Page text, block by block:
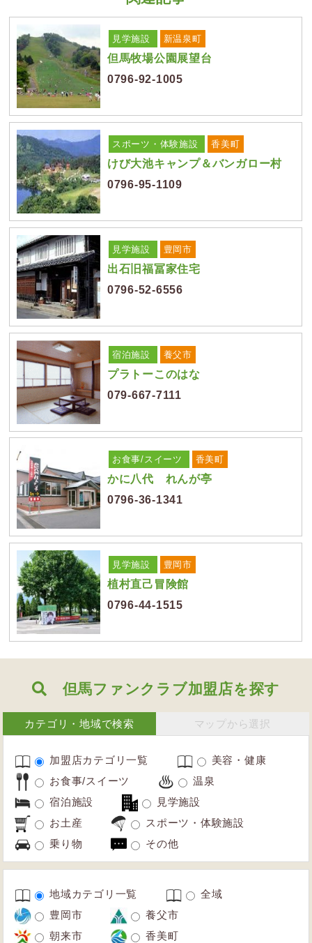
見学施設 新温泉町
但馬牧場公園展望台
0796-92-1005
スポーツ・体験施設 香美町
けび大池キャンプ＆バンガロー村
0796-95-1109
見学施設 豊岡市
出石旧福冨家住宅
0796-52-6556
宿泊施設 養父市
プラトーこのはな
079-667-7111
お食事/スイーツ 香美町
かに八代 れんが亭
0796-36-1341
見学施設 豊岡市
植村直己冒険館
0796-44-1515
但馬ファンクラブ加盟店を探す
カテゴリ・地域で検索 マップから選択
加盟店カテゴリ一覧
美容・健康
お食事/スイーツ
温泉
宿泊施設
見学施設
お土産
スポーツ・体験施設
乗り物
その他
地域カテゴリ一覧
全域
豊岡市
養父市
朝来市
香美町